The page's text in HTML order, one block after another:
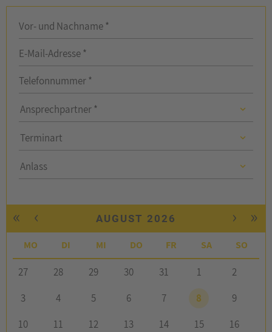
Vor- und Nachname *
E-Mail-Adresse *
Telefonnummer *
Ansprechpartner *
Terminart
Anlass
« ‹ AUGUST 2026 › »
MO DI MI DO FR SA SO
27 28 29 30 31 1
2
3
4 5 6 7 8
9
10
11 12 13 14 15
16